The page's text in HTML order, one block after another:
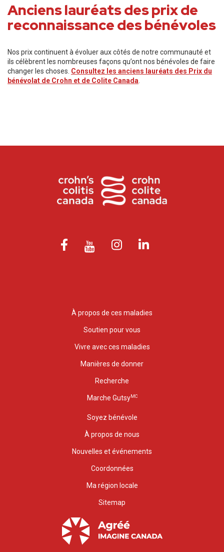
Anciens lauréats des prix de
reconnaissance des bénévoles
Nos prix continuent à évoluer aux côtés de notre communauté et
ils célèbrent les nombreuses façons qu’ont nos bénévoles de faire
changer les choses. Consultez les anciens lauréats des Prix du
bénévolat de Crohn et de Colite Canada
À propos de ces maladies
Soutien pour vous
Vivre avec ces maladies
Manières de donner
Recherche
Marche GutsyMC
Soyez bénévole
À propos de nous
Nouvelles et événements
Coordonnées
Ma région locale
Sitemap